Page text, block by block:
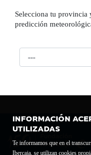
INFORMACIÓN
UTILIZADAS
Te informamos que en el
Ibercaja, se utilizan cookies
Selecciona tu provincia
predicción